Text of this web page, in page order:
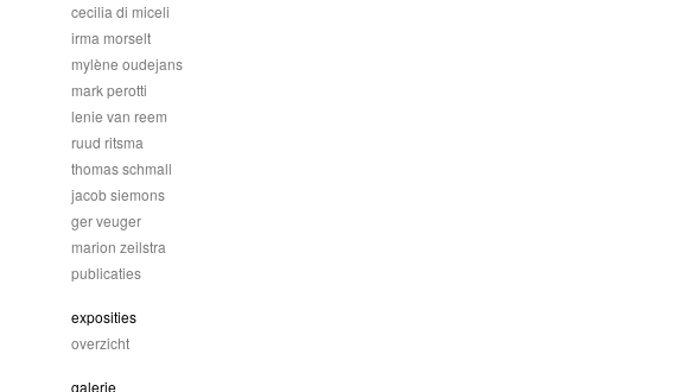
cecilia di miceli
irma morselt
mylène oudejans
mark perotti
lenie van reem
ruud ritsma
thomas schmall
jacob siemons
ger veuger
marion zeilstra
publicaties
exposities
overzicht
galerie